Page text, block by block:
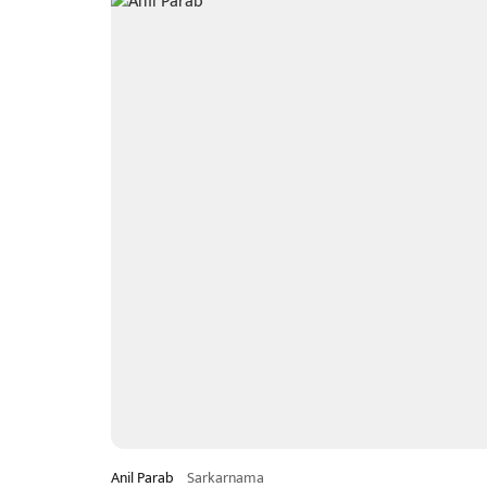
Anil Parab Sarkarnama